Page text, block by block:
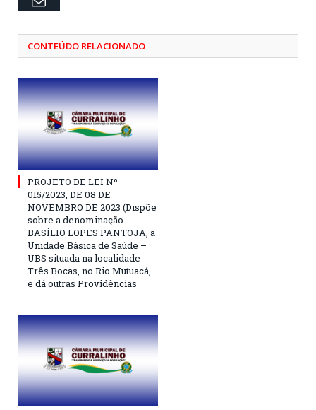
CONTEÚDO RELACIONADO
PROJETO DE LEI Nº
015/2023, DE 08 DE
NOVEMBRO DE 2023 (Dispõe
sobre a denominação
BASÍLIO LOPES PANTOJA, a
Unidade Básica de Saúde –
UBS situada na localidade
Três Bocas, no Rio Mutuacá,
e dá outras Providências